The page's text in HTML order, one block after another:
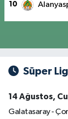
10
Süper
14 Ağustos,
Galatasaray -